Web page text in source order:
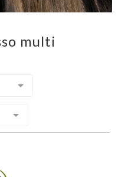
multi